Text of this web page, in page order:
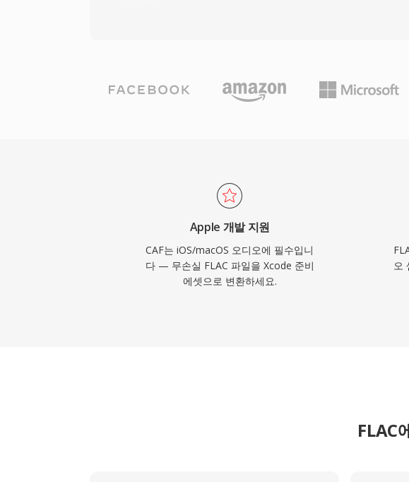
트/192 kHz 무손실 오디오든 압축된 음성이든 하나의 컨테이너로
리 가능합니다. Apple의 Core Audio 프레임워크는 macOS와 iOS
Apple 개발 지원
CAF는 iOS/macOS 오디오에 필수입니
다 — 무손실 FLAC 파일을 Xcode 준비
에셋으로 변환하세요.
오
FLAC